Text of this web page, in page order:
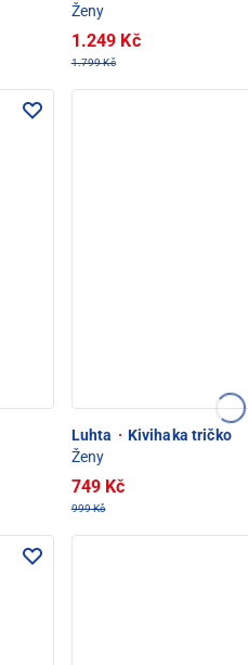
Ženy
1.249 Kč
1.799 Kč
Luhta · Kivihaka tričko
Ženy
749 Kč
999 Kč